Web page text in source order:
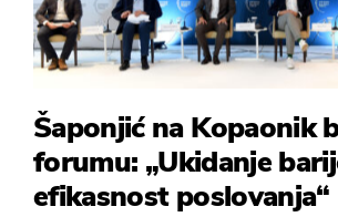
Šaponjić na Kopaonik
forumu: „Ukidanje
efikasnost poslovanja“